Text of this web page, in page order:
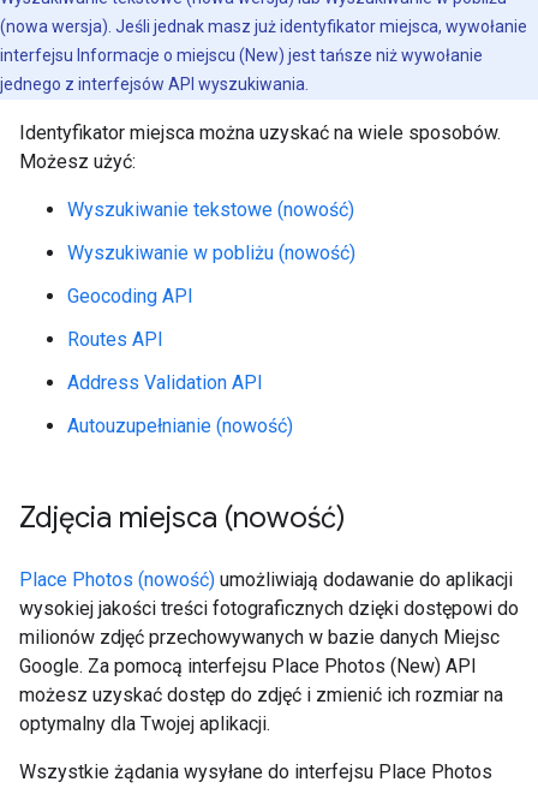
(nowa wersja). Jeśli jednak masz już identyfikator miejsca, wywołanie
interfejsu Informacje o miejscu (New) jest tańsze niż wywołanie
jednego z interfejsów API wyszukiwania.
Identyfikator miejsca można uzyskać na wiele sposobów.
Możesz użyć:
Wyszukiwanie tekstowe (nowość)
Wyszukiwanie w pobliżu (nowość)
Geocoding API
Routes API
Address Validation API
Autouzupełnianie (nowość)
Zdjęcia miejsca (nowość)
Place Photos (nowość) umożliwiają dodawanie do aplikacji
wysokiej jakości treści fotograficznych dzięki dostępowi do
milionów zdjęć przechowywanych w bazie danych Miejsc
Google. Za pomocą interfejsu Place Photos (New) API
możesz uzyskać dostęp do zdjęć i zmienić ich rozmiar na
optymalny dla Twojej aplikacji.
Wszystkie żądania wysyłane do interfejsu Place Photos